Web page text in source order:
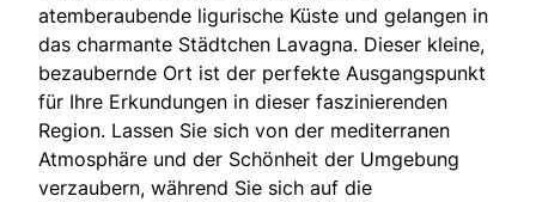
atemberaubende ligurische Küste und gelangen in
das charmante Städtchen Lavagna. Dieser kleine,
bezaubernde Ort ist der perfekte Ausgangspunkt
für Ihre Erkundungen in dieser faszinierenden
Region. Lassen Sie sich von der mediterranen
Atmosphäre und der Schönheit der Umgebung
verzaubern, während Sie sich auf die